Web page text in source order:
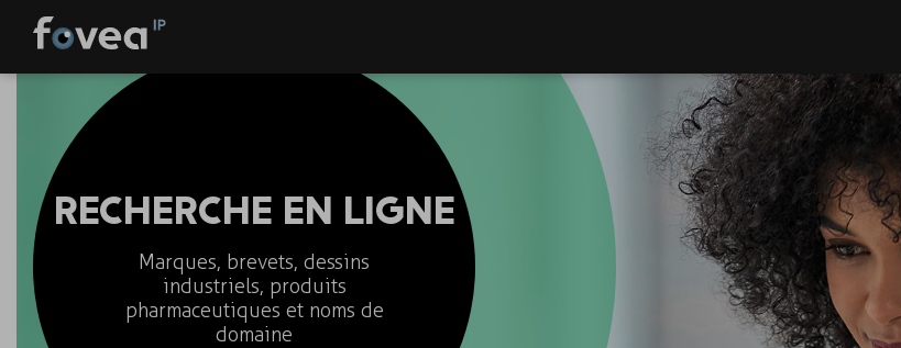
Skip
RECHERCHE EN LIGNE
Marques, brevets, dessins
industriels, produits
pharmaceutiques et noms de
domaine